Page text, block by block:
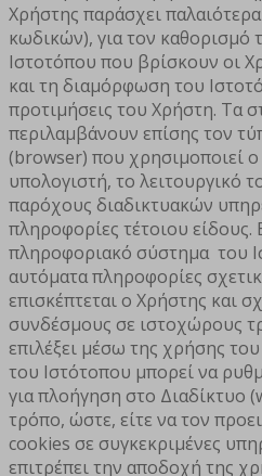
Χρήστης παράσχει
κωδικών), για τον καθορισμό
Ιστοτόπου που βρίσκουν οι
και τη διαμόρφωση του
προτιμήσεις του Χρήστη. Τα
περιλαμβάνουν επίσης τον
(browser) που χρησιμοποιεί
υπολογιστή, το λειτουργικό
παρόχους διαδικτυακών
πληροφορίες τέτοιου είδους.
πληροφοριακό σύστημα του
αυτόματα πληροφορίες
επισκέπτεται ο Χρήστης και
συνδέσμους σε ιστοχώρους
επιλέξει μέσω της χρήσης
του Ιστότοπου μπορεί να
για πλοήγηση στο Διαδίκτυο
τρόπο, ώστε, είτε να τον
cookies σε συγκεκριμένες
επιτρέπει την αποδοχή της